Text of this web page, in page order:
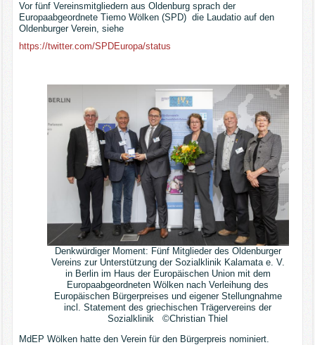
Vor fünf Vereinsmitgliedern aus Oldenburg sprach der
Europaabgeordnete Tiemo Wölken (SPD) die Laudatio auf den
Oldenburger Verein, siehe
https://twitter.com/SPDEuropa/status
Denkwürdiger Moment: Fünf Mitglieder des Oldenburger
Vereins zur Unterstützung der Sozialklinik Kalamata e. V.
in Berlin im Haus der Europäischen Union mit dem
Europaabgeordneten Wölken nach Verleihung des
Europäischen Bürgerpreises und eigener Stellungnahme
incl. Statement des griechischen Trägervereins der
Sozialklinik ©Christian Thiel
MdEP Wölken hatte den Verein für den Bürgerpreis nominiert.